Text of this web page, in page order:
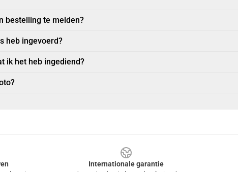
bestelling te melden?
heb ingevoerd?
ik het heb ingediend?
Internationale garantie